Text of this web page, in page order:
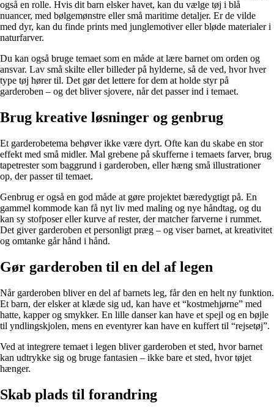
også en rolle. Hvis dit barn elsker havet, kan du vælge tøj i blå
nuancer, med bølgemønstre eller små maritime detaljer. Er de vilde
med dyr, kan du finde prints med junglemotiver eller bløde materialer i
naturfarver.
Du kan også bruge temaet som en måde at lære barnet om orden og
ansvar. Lav små skilte eller billeder på hylderne, så de ved, hvor hver
type tøj hører til. Det gør det lettere for dem at holde styr på
garderoben – og det bliver sjovere, når det passer ind i temaet.
Brug kreative løsninger og genbrug
Et garderobetema behøver ikke være dyrt. Ofte kan du skabe en stor
effekt med små midler. Mal grebene på skufferne i temaets farver, brug
tapetrester som baggrund i garderoben, eller hæng små illustrationer
op, der passer til temaet.
Genbrug er også en god måde at gøre projektet bæredygtigt på. En
gammel kommode kan få nyt liv med maling og nye håndtag, og du
kan sy stofposer eller kurve af rester, der matcher farverne i rummet.
Det giver garderoben et personligt præg – og viser barnet, at kreativitet
og omtanke går hånd i hånd.
Gør garderoben til en del af legen
Når garderoben bliver en del af barnets leg, får den en helt ny funktion.
Et barn, der elsker at klæde sig ud, kan have et “kostmehjørne” med
hatte, kapper og smykker. En lille danser kan have et spejl og en bøjle
til yndlingskjolen, mens en eventyrer kan have en kuffert til “rejsetøj”.
Ved at integrere temaet i legen bliver garderoben et sted, hvor barnet
kan udtrykke sig og bruge fantasien – ikke bare et sted, hvor tøjet
hænger.
Skab plads til forandring